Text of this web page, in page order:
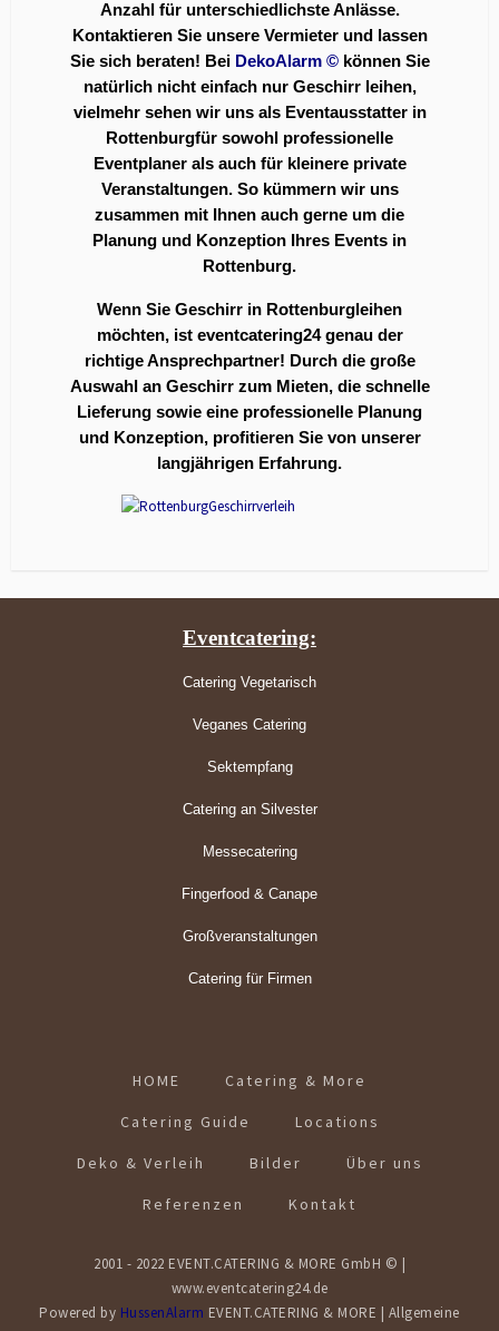
Anzahl für unterschiedlichste Anlässe.
Kontaktieren Sie unsere Vermieter und lassen
Sie sich beraten! Bei DekoAlarm ©können Sie
natürlich nicht einfach nur Geschirr leihen,
vielmehr sehen wir uns als Eventausstatter in
Rottenburgfür sowohl professionelle
Eventplaner als auch für kleinere private
Veranstaltungen. So kümmern wir uns
zusammen mit Ihnen auch gerne um die
Planung und Konzeption Ihres Events in
Rottenburg.
Wenn Sie Geschirr in Rottenburgleihen
möchten, ist eventcatering24 genau der
richtige Ansprechpartner! Durch die große
Auswahl an Geschirr zum Mieten, die schnelle
Lieferung sowie eine professionelle Planung
und Konzeption, profitieren Sie von unserer
langjährigen Erfahrung.
Eventcatering:
Catering Vegetarisch
Veganes Catering
Sektempfang
Catering an Silvester
Messecatering
Fingerfood & Canape
Großveranstaltungen
Catering für Firmen
HOME Catering & More
Catering Guide Locations
Deko & Verleih Bilder Über uns
Referenzen Kontakt
2001 - 2022 EVENT.CATERING & MORE GmbH © |
www.eventcatering24.de
Powered by HussenAlarm EVENT.CATERING & MORE | Allgemeine